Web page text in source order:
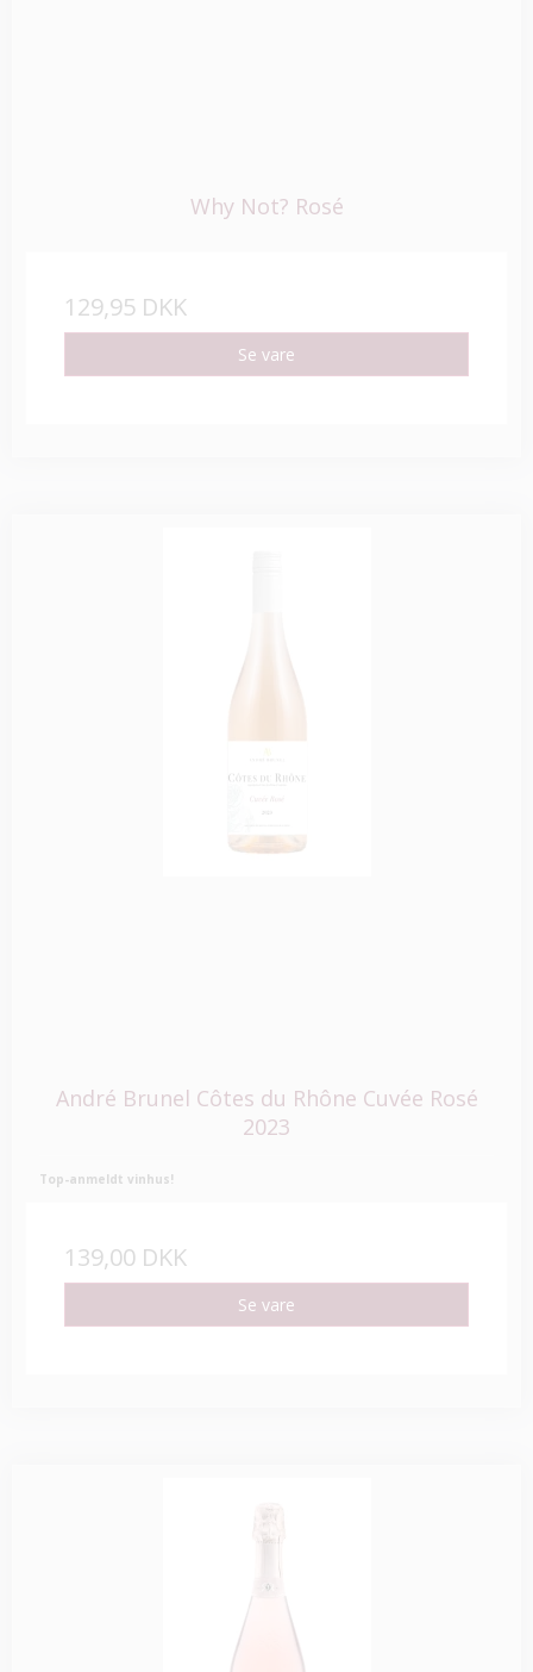
Why Not? Rosé
129,95 DKK
Se vare
André Brunel Côtes du Rhône Cuvée Rosé
2023
Top-anmeldt vinhus!
139,00 DKK
Se vare